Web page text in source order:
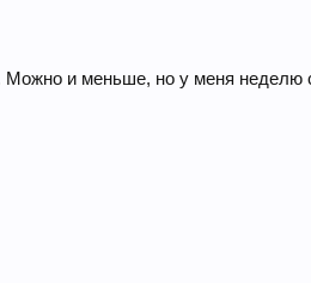
Можно и меньше, но у меня неделю